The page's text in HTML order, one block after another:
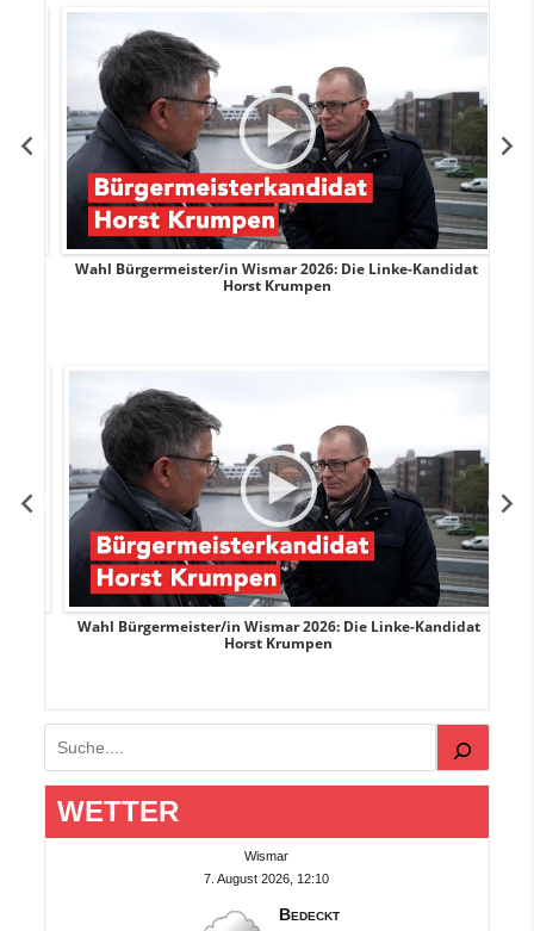
Wahl Bürgermeister/in Wismar 2026: Die Linke-Kandidat
Horst Krumpen
Wahl Bürgermeister/in Wismar 2026: Die Linke-Kandidat
Horst Krumpen
Suchen
WETTER
Wismar
7. August 2026, 12:10
Bedeckt